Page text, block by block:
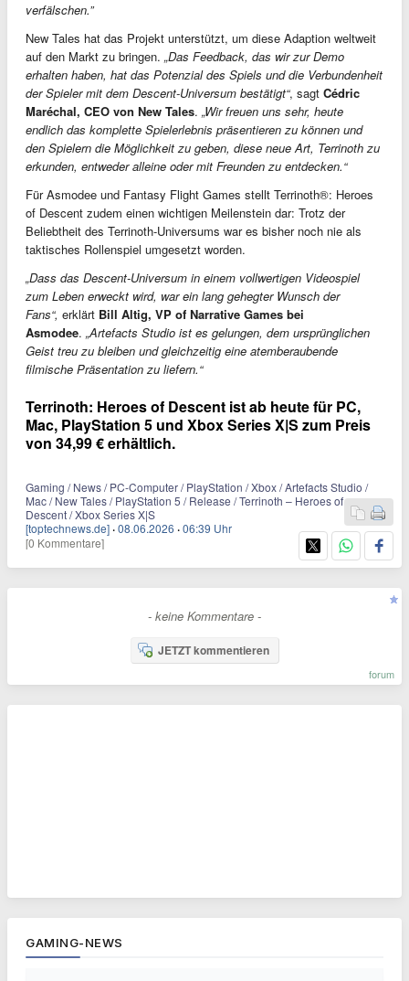
verfälschen.”
New Tales hat das Projekt unterstützt, um diese Adaption weltweit
auf den Markt zu bringen. „Das Feedback, das wir zur Demo
erhalten haben, hat das Potenzial des Spiels und die Verbundenheit
der Spieler mit dem Descent-Universum bestätigt“, sagt Cédric
Maréchal, CEO von New Tales. „Wir freuen uns sehr, heute
endlich das komplette Spielerlebnis präsentieren zu können und
den Spielern die Möglichkeit zu geben, diese neue Art, Terrinoth zu
erkunden, entweder alleine oder mit Freunden zu entdecken.“
Für Asmodee und Fantasy Flight Games stellt Terrinoth®: Heroes
of Descent zudem einen wichtigen Meilenstein dar: Trotz der
Beliebtheit des Terrinoth-Universums war es bisher noch nie als
taktisches Rollenspiel umgesetzt worden.
„Dass das Descent-Universum in einem vollwertigen Videospiel
zum Leben erweckt wird, war ein lang gehegter Wunsch der
Fans“, erklärt Bill Altig, VP of Narrative Games bei
Asmodee. „Artefacts Studio ist es gelungen, dem ursprünglichen
Geist treu zu bleiben und gleichzeitig eine atemberaubende
filmische Präsentation zu liefern.“
Terrinoth: Heroes of Descent ist ab heute für PC,
Mac, PlayStation 5 und Xbox Series X|S zum Preis
von 34,99 € erhältlich.
Gaming / News / PC-Computer / PlayStation / Xbox / Artefacts Studio /
Mac / New Tales / PlayStation 5 / Release / Terrinoth – Heroes of
Descent / Xbox Series X|S
[toptechnews.de] ·08.06.2026 ·06:39 Uhr
[0 Kommentare]
- keine Kommentare -
JETZT kommentieren
forum
GAMING-NEWS